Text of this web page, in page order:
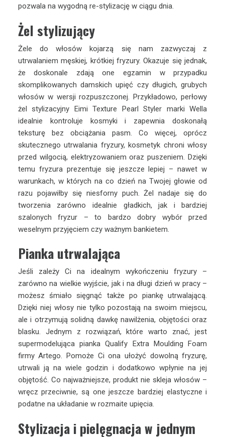
pozwala na wygodną re-stylizację w ciągu dnia.
Żel stylizujący
Żele do włosów kojarzą się nam zazwyczaj z
utrwalaniem męskiej, krótkiej fryzury. Okazuje się jednak,
że doskonale zdają one egzamin w przypadku
skomplikowanych damskich upięć czy długich, grubych
włosów w wersji rozpuszczonej. Przykładowo, perłowy
żel stylizacyjny Eimi Texture Pearl Styler marki Wella
idealnie kontroluje kosmyki i zapewnia doskonałą
teksturę bez obciążania pasm. Co więcej, oprócz
skutecznego utrwalania fryzury, kosmetyk chroni włosy
przed wilgocią, elektryzowaniem oraz puszeniem. Dzięki
temu fryzura prezentuje się jeszcze lepiej – nawet w
warunkach, w których na co dzień na Twojej głowie od
razu pojawiłby się niesforny puch. Żel nadaje się do
tworzenia zarówno idealnie gładkich, jak i bardziej
szalonych fryzur – to bardzo dobry wybór przed
weselnym przyjęciem czy ważnym bankietem.
Pianka utrwalająca
Jeśli zależy Ci na idealnym wykończeniu fryzury –
zarówno na wielkie wyjście, jak i na długi dzień w pracy –
możesz śmiało sięgnąć także po piankę utrwalającą.
Dzięki niej włosy nie tylko pozostają na swoim miejscu,
ale i otrzymują solidną dawkę nawilżenia, objętości oraz
blasku. Jednym z rozwiązań, które warto znać, jest
supermodelująca pianka Qualify Extra Moulding Foam
firmy Artego. Pomoże Ci ona ułożyć dowolną fryzurę,
utrwali ją na wiele godzin i dodatkowo wpłynie na jej
objętość. Co najważniejsze, produkt nie skleja włosów –
wręcz przeciwnie, są one jeszcze bardziej elastyczne i
podatne na układanie w rozmaite upięcia.
Stylizacja i pielęgnacja w jednym